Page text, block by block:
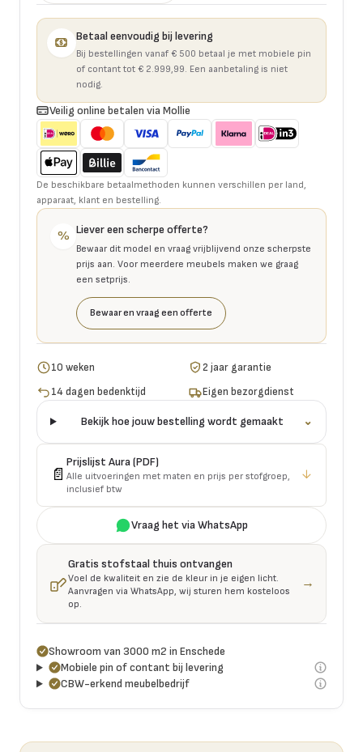
Betaal eenvoudig bij levering
Bij bestellingen vanaf € 500 betaal je met mobiele pin
of contant tot € 2.999,99. Een aanbetaling is niet
nodig.
Veilig online betalen via Mollie
De beschikbare betaalmethoden kunnen verschillen per land,
apparaat, klant en bestelling.
% Liever een scherpe offerte?
Bewaar dit model en vraag vrijblijvend onze scherpste
prijs aan. Voor meerdere meubels maken we graag
een setprijs.
Bewaar en vraag een offerte
10 weken
2 jaar garantie
14 dagen bedenktijd
Eigen bezorgdienst
Bekijk hoe jouw bestelling wordt gemaakt ⌄
📄
Prijslijst Aura(PDF)
Alle uitvoeringen met maten en prijs per stofgroep,
inclusief btw
↓
Vraag het via WhatsApp
Gratis stofstaal thuis ontvangen
Voel de kwaliteit en zie de kleur in je eigen licht.
Aanvragen via WhatsApp, wij sturen hem kosteloos
op.
→
Showroom van 3000 m2 in Enschede
Mobiele pin of contant bij levering
CBW-erkend meubelbedrijf